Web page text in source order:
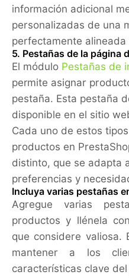
información adicional
personalizadas de una
perfectamente
5. Pestañas de la página
El módulo Pestañas de
permite asignar
pestaña. Esta pestaña
disponible en el sitio
Cada uno de estos
productos en
distinto, que se adapta
preferencias y
Incluya varias pestañas
Agregue varias
productos y llénela
que considere valiosa.
mantener a los
características clave